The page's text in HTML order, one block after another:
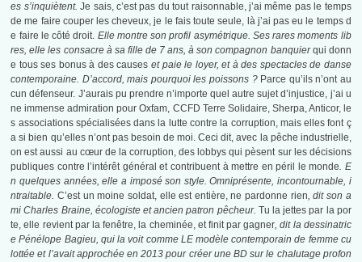
es s’inquiètent.Je sais, c’est pas du tout raisonnable, j’ai même pas le temps
de me faire couper les cheveux, je le fais toute seule, là j’ai pas eu le temps d
e faire le côté droit. Elle montre son profil asymétrique. Ses rares moments lib
res, elle les consacre à sa fille de 7 ans, à son compagnon banquierqui donn
e tous ses bonus à des causes et paie le loyer, et à des spectacles de danse
contemporaine. D’accord, mais pourquoi les poissons ? Parce qu’ils n’ont au
cun défenseur. J’aurais pu prendre n’importe quel autre sujet d’injustice, j’ai u
ne immense admiration pour Oxfam, CCFD Terre Solidaire, Sherpa, Anticor, le
s associations spécialisées dans la lutte contre la corruption, mais elles font ç
a si bien qu’elles n’ont pas besoin de moi. Ceci dit, avec la pêche industrielle,
on est aussi au cœur de la corruption, des lobbys qui pèsent sur les décisions
publiques contre l’intérêt général et contribuent à mettre en péril le monde. E
n quelques années, elle a imposé son style. Omniprésente, incontournable, i
ntraitable. C’est un moine soldat, elle est entière, ne pardonne rien, dit son a
mi Charles Braine, écologiste et ancien patron pêcheur. Tu la jettes par la por
te, elle revient par la fenêtre, la cheminée, et finit par gagner, dit la dessinatric
e Pénélope Bagieu, qui la voit comme LE modèle contemporain de femme cu
lottée et l’avait approchée en 2013 pour créer une BD sur le chalutage profon